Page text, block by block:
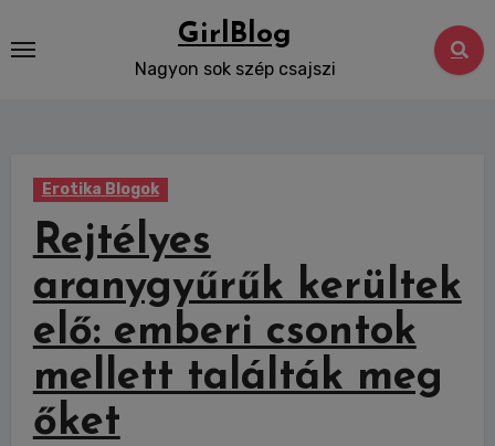
to
GirlBlog
Nagyon sok szép csajszi
Erotika Blogok
Rejtélyes
aranygyűrűk kerültek
elő: emberi csontok
mellett találták meg
őket